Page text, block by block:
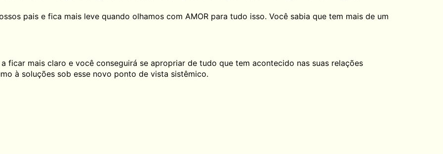
pais e fica mais leve quando olhamos com AMOR para tudo isso. Você sabia que tem mais de um
ficar mais claro e você conseguirá se apropriar de tudo que tem acontecido nas suas relações
​à​ soluções sob esse novo ponto de vista sistêmico.